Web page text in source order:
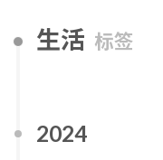
生活 标签
2024